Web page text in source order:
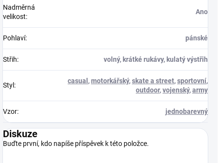
Nadměrná
velikost:
Ano
Pohlaví: pánské
Střih: volný, krátké rukávy, kulatý výstřih
Styl :
casual ,motorkářský,skate a street,sportovní,
outdoor,vojenský,army
Vzor: jednobarevný
Diskuze
Buďte první, kdo napíše příspěvek k této položce.